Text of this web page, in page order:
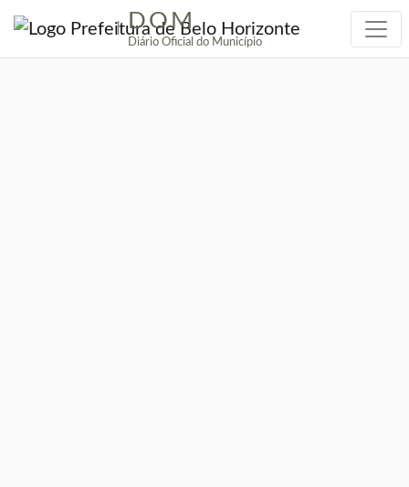
| DOM
Diário Oficial do Município